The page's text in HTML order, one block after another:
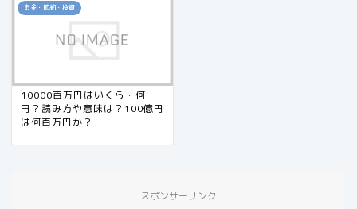
お金・節約・投資
10000百万円はいくら・何
円？読み方や意味は？100億円
は何百万円か？
スポンサーリンク